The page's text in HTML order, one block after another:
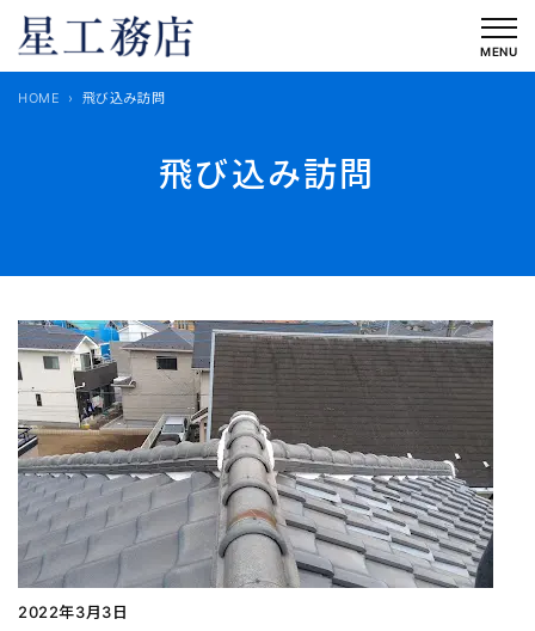
を
MENU
飛び込み訪問
HOME 飛び込み訪問
2022年3月3日